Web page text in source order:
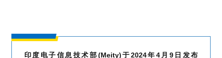
印度电子信息技术部(Meity)于2024年4月9日发布